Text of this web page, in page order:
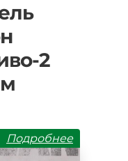
id/normal/
2
Подробнее